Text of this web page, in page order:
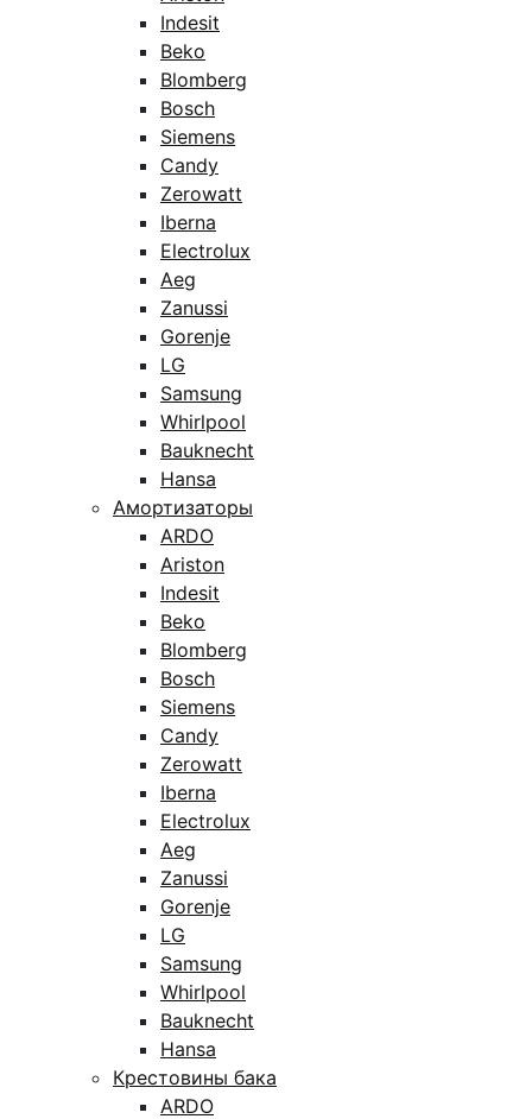
Indesit
Beko
Blomberg
Bosch
Siemens
Candy
Zerowatt
Iberna
Electrolux
Aeg
Zanussi
Gorenje
LG
Samsung
Whirlpool
Bauknecht
Hansa
Амортизаторы
ARDO
Ariston
Indesit
Beko
Blomberg
Bosch
Siemens
Candy
Zerowatt
Iberna
Electrolux
Aeg
Zanussi
Gorenje
LG
Samsung
Whirlpool
Bauknecht
Hansa
Крестовины бака
ARDO